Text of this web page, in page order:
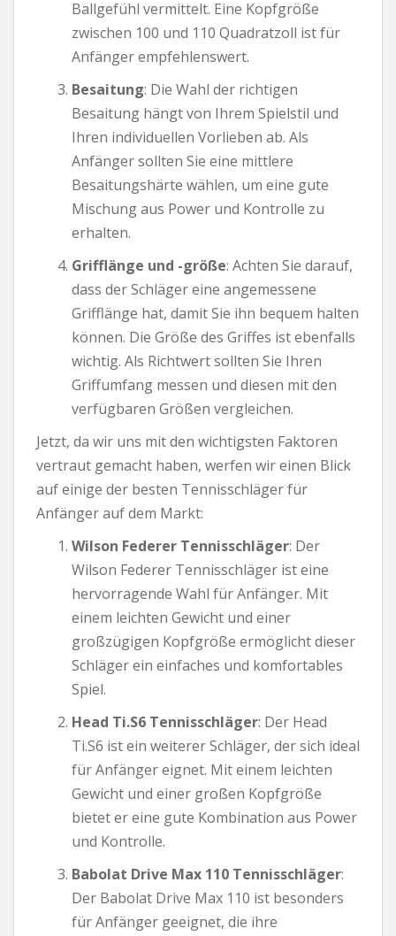
Ballgefühl vermittelt. Eine Kopfgröße
zwischen 100 und 110 Quadratzoll ist für
Anfänger empfehlenswert.
Besaitung: Die Wahl der richtigen
Besaitung hängt von Ihrem Spielstil und
Ihren individuellen Vorlieben ab. Als
Anfänger sollten Sie eine mittlere
Besaitungshärte wählen, um eine gute
Mischung aus Power und Kontrolle zu
erhalten.
Grifflänge und -größe: Achten Sie darauf,
dass der Schläger eine angemessene
Grifflänge hat, damit Sie ihn bequem halten
können. Die Größe des Griffes ist ebenfalls
wichtig. Als Richtwert sollten Sie Ihren
Griffumfang messen und diesen mit den
verfügbaren Größen vergleichen.
Jetzt, da wir uns mit den wichtigsten Faktoren
vertraut gemacht haben, werfen wir einen Blick
auf einige der besten Tennisschläger für
Anfänger auf dem Markt:
Wilson Federer Tennisschläger: Der
Wilson Federer Tennisschläger ist eine
hervorragende Wahl für Anfänger. Mit
einem leichten Gewicht und einer
großzügigen Kopfgröße ermöglicht dieser
Schläger ein einfaches und komfortables
Spiel.
Head Ti.S6 Tennisschläger: Der Head
Ti.S6 ist ein weiterer Schläger, der sich ideal
für Anfänger eignet. Mit einem leichten
Gewicht und einer großen Kopfgröße
bietet er eine gute Kombination aus Power
und Kontrolle.
Babolat Drive Max 110 Tennisschläger:
Der Babolat Drive Max 110 ist besonders
für Anfänger geeignet, die ihre